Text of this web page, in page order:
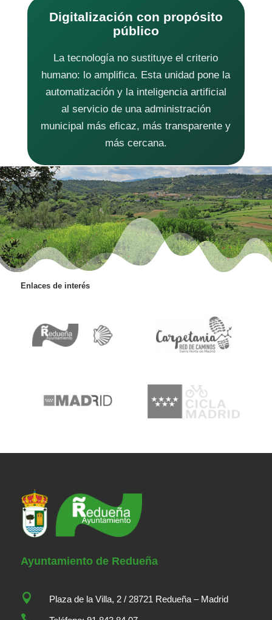
Digitalización con propósito
público
La tecnología no sustituye el criterio
humano: lo amplifica. Esta unidad pone la
automatización y la inteligencia artificial
al servicio de una administración
municipal más eficaz, más transparente y
más cercana.
Enlaces de interés
Ayuntamiento de Redueña
 Plaza de la Villa, 2 / 28721 Redueña – Madrid